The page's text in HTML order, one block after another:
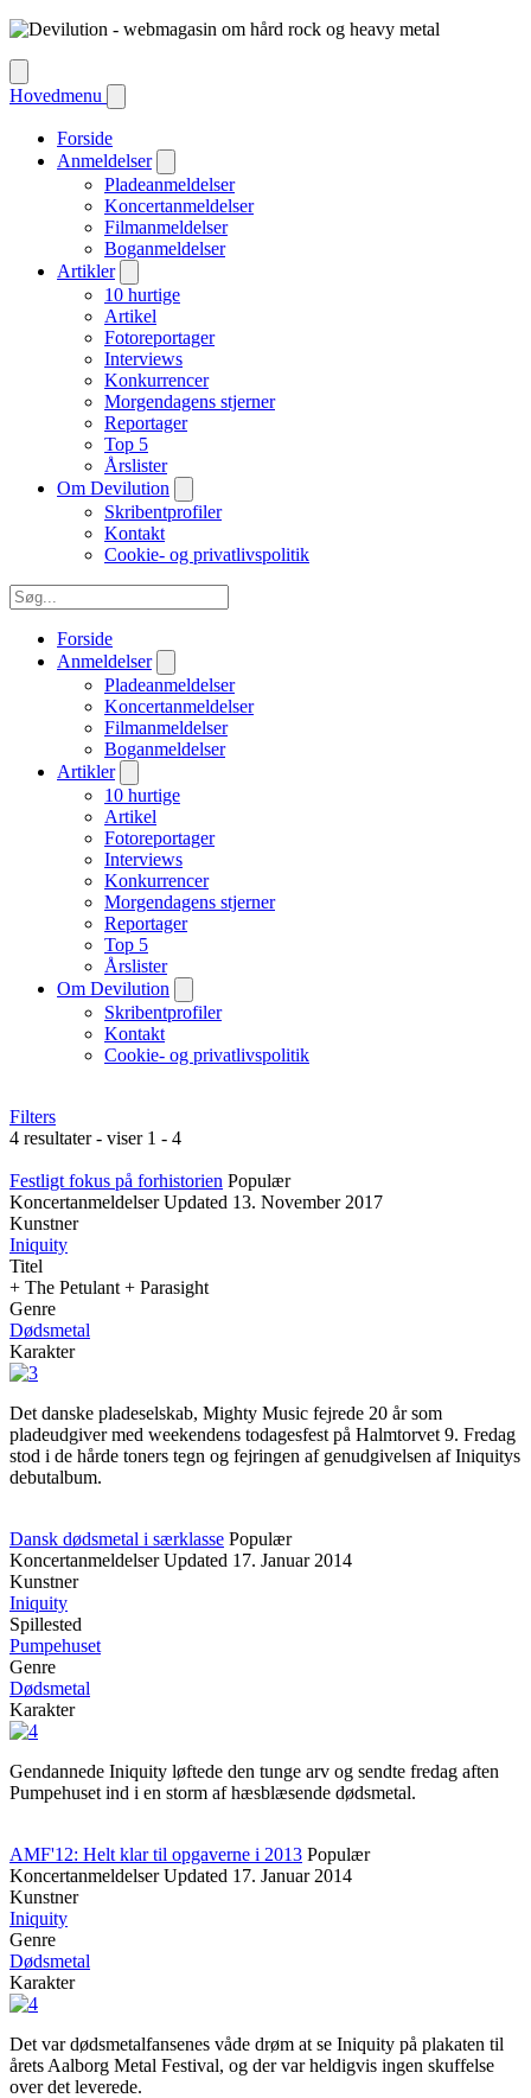
Hovedmenu
Forside
Anmeldelser
Pladeanmeldelser
Koncertanmeldelser
Filmanmeldelser
Boganmeldelser
Artikler
10 hurtige
Artikel
Fotoreportager
Interviews
Konkurrencer
Morgendagens stjerner
Reportager
Top 5
Årslister
Om Devilution
Skribentprofiler
Kontakt
Cookie- og privatlivspolitik
Forside
Anmeldelser
Pladeanmeldelser
Koncertanmeldelser
Filmanmeldelser
Boganmeldelser
Artikler
10 hurtige
Artikel
Fotoreportager
Interviews
Konkurrencer
Morgendagens stjerner
Reportager
Top 5
Årslister
Om Devilution
Skribentprofiler
Kontakt
Cookie- og privatlivspolitik
Filters
4 resultater - viser 1 - 4
Festligt fokus på forhistorien Populær
Koncertanmeldelser Updated 13. November 2017
Kunstner
Iniquity
Titel
+ The Petulant + Parasight
Genre
Dødsmetal
Karakter
Det danske pladeselskab, Mighty Music fejrede 20 år som
pladeudgiver med weekendens todagesfest på Halmtorvet 9. Fredag
stod i de hårde toners tegn og fejringen af genudgivelsen af Iniquitys
debutalbum.
Dansk dødsmetal i særklasse Populær
Koncertanmeldelser Updated 17. Januar 2014
Kunstner
Iniquity
Spillested
Pumpehuset
Genre
Dødsmetal
Karakter
Gendannede Iniquity løftede den tunge arv og sendte fredag aften
Pumpehuset ind i en storm af hæsblæsende dødsmetal.
AMF'12: Helt klar til opgaverne i 2013 Populær
Koncertanmeldelser Updated 17. Januar 2014
Kunstner
Iniquity
Genre
Dødsmetal
Karakter
Det var dødsmetalfansenes våde drøm at se Iniquity på plakaten til
årets Aalborg Metal Festival, og der var heldigvis ingen skuffelse
over det leverede.